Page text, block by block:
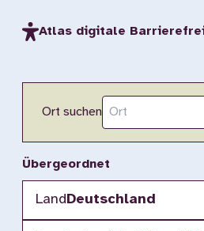
Atlas digitale
Ort suchen
Übergeordnet
LandDeutschland